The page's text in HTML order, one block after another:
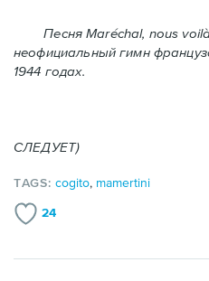
Песня Maréchal, nous
неофициальный гимн
1944 годах.
СЛЕДУЕТ)
TAGS:cogito, mamertini
24